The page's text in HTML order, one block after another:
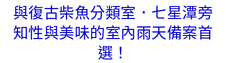
與復古柴魚分類室．七星潭旁
知性與美味的室內雨天備案首
選！